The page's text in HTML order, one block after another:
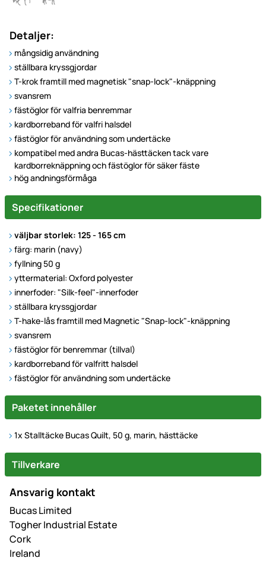
Detaljer:
mångsidig användning
ställbara kryssgjordar
T-krok framtill med magnetisk "snap-lock"-knäppning
svansrem
fästöglor för valfria benremmar
kardborreband för valfri halsdel
fästöglor för användning som undertäcke
kompatibel med andra Bucas-hästtäcken tack vare
kardborreknäppning och fästöglor för säker fäste
hög andningsförmåga
Specifikationer
väljbar storlek: 125 - 165 cm
färg: marin (navy)
fyllning 50 g
yttermaterial: Oxford polyester
innerfoder: "Silk-feel"-innerfoder
ställbara kryssgjordar
T-hake-lås framtill med Magnetic "Snap-lock"-knäppning
svansrem
fästöglor för benremmar (tillval)
kardborreband för valfritt halsdel
fästöglor för användning som undertäcke
Paketet innehåller
1x Stalltäcke Bucas Quilt, 50 g, marin, hästtäcke
Tillverkare
Ansvarig kontakt
Bucas Limited
Togher Industrial Estate
Cork
Ireland